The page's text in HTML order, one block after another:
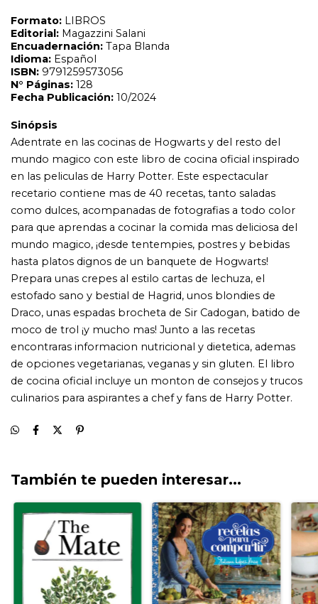
como dulces, acompanadas de fotografias a todo color
para que aprendas a cocinar la comida mas deliciosa del
mundo magico, ¡desde tentempies, postres y bebidas
hasta platos dignos de un banquete de Hogwarts!
Prepara unas crepes al estilo cartas de lechuza, el
estofado sano y bestial de Hagrid, unos blondies de
Draco, unas espadas brocheta de Sir Cadogan, batido de
encontraras informacion nutricional y dietetica, ademas
de opciones vegetarianas, veganas y sin gluten. El libro
de cocina oficial incluye un monton de consejos y trucos
culinarios para aspirantes a chef y fans de Harry Potter.
También te pueden interesar...